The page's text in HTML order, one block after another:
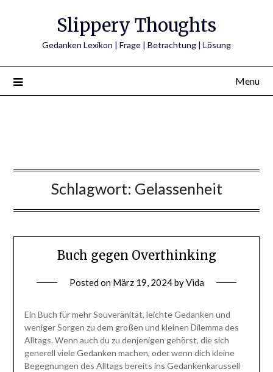
Slippery Thoughts
Gedanken Lexikon | Frage | Betrachtung | Lösung
Menu
Schlagwort: Gelassenheit
Buch gegen Overthinking
Posted on März 19, 2024byVida
Ein Buch für mehr Souveränität, leichte Gedanken und
weniger Sorgen zu dem großen und kleinen Dilemma des
Alltags. Wenn auch du zu denjenigen gehörst, die sich
generell viele Gedanken machen, oder wenn dich kleine
Begegnungen des Alltags bereits ins Gedankenkarussell